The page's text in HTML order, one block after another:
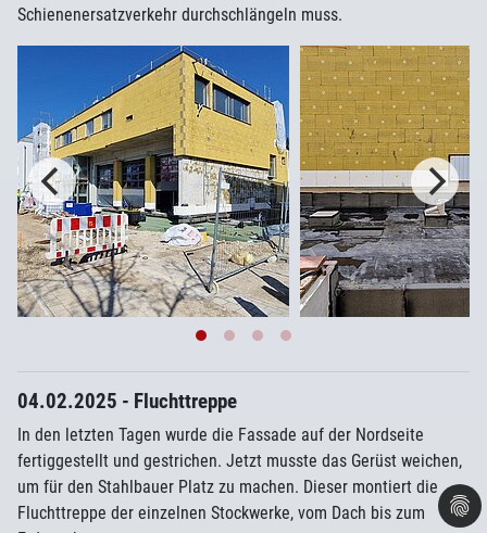
Schienenersatzverkehr durchschlängeln muss.
04.02.2025 - Fluchttreppe
In den letzten Tagen wurde die Fassade auf der Nordseite
fertiggestellt und gestrichen. Jetzt musste das Gerüst weichen,
um für den Stahlbauer Platz zu machen. Dieser montiert die
Fluchttreppe der einzelnen Stockwerke, vom Dach bis zum